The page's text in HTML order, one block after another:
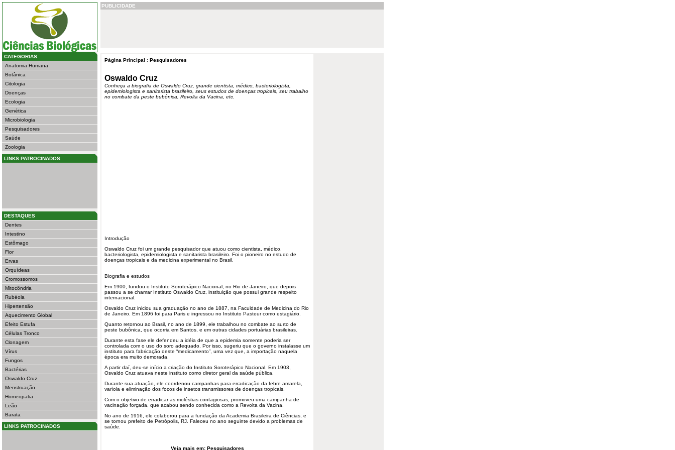
CATEGORIAS
Anatomia Humana
Botânica
Citologia
Doenças
Ecologia
Genética
Microbiologia
Pesquisadores
Saúde
Zoologia
LINKS PATROCINADOS
DESTAQUES
Dentes
Intestino
Estômago
Flor
Ervas
Orquídeas
Cromossomos
Mitocôndria
Rubéola
Hipertensão
Aquecimento Global
Efeito Estufa
Células Tronco
Clonagem
Vírus
Fungos
Bactérias
Oswaldo Cruz
Menstruação
Homeopatia
Leão
Barata
LINKS PATROCINADOS
PUBLICIDADE
Página Principal : Pesquisadores
Oswaldo Cruz
Conheça a biografia de Oswaldo Cruz, grande cientista, médico, bacteriologista,
epidemiologista e sanitarista brasileiro, seus estudos de doenças tropicais, seu trabalho
no combate da peste bubônica, Revolta da Vacina, etc.
Introdução
Oswaldo Cruz foi um grande pesquisador que atuou como cientista, médico,
bacteriologista, epidemiologista e sanitarista brasileiro. Foi o pioneiro no estudo de
doenças tropicais e da medicina experimental no Brasil.
Biografia e estudos
Em 1900, fundou o Instituto Soroterápico Nacional, no Rio de Janeiro, que depois
passou a se chamar Instituto Oswaldo Cruz, instituição que possui grande respeito
internacional.
Osvaldo Cruz iniciou sua graduação no ano de 1887, na Faculdade de Medicina do Rio
de Janeiro. Em 1896 foi para Paris e ingressou no Instituto Pasteur como estagiário.
Quanto retornou ao Brasil, no ano de 1899, ele trabalhou no combate ao surto de
peste bubônica, que ocorria em Santos, e em outras cidades portuárias brasileiras.
Durante esta fase ele defendeu a idéia de que a epidemia somente poderia ser
controlada com o uso do soro adequado. Por isso, sugeriu que o governo instalasse um
instituto para fabricação deste “medicamento”, uma vez que, a importação naquela
época era muito demorada.
A partir daí, deu-se início a criação do Instituto Soroterápico Nacional. Em 1903,
Osvaldo Cruz atuava neste instituto como diretor geral da saúde pública.
Durante sua atuação, ele coordenou campanhas para erradicação da febre amarela,
varíola e eliminação dos focos de insetos transmissores de doenças tropicais.
Com o objetivo de erradicar as moléstias contagiosas, promoveu uma campanha de
vacinação forçada, que acabou sendo conhecida como a Revolta da Vacina.
No ano de 1916, ele colaborou para a fundação da Academia Brasileira de Ciências, e
se tornou prefeito de Petrópolis, RJ. Faleceu no ano seguinte devido a problemas de
saúde.
Veja mais em: Pesquisadores